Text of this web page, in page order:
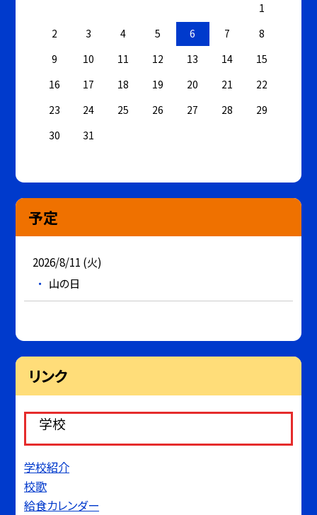
1
2
3 4 5 6 7
8
9
10 11 12 13 14
15
16
17 18 19 20 21
22
23
24 25 26 27 28
29
30
31
予定
2026/8/11 (火)
山の日
リンク
学校
学校紹介
校歌
給食カレンダー